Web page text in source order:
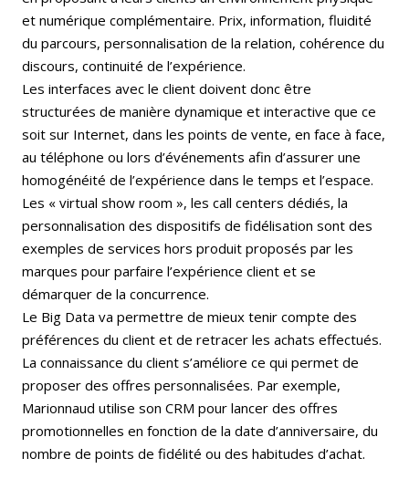
et numérique complémentaire. Prix, information, fluidité
du parcours, personnalisation de la relation, cohérence du
discours, continuité de l’expérience.
Les interfaces avec le client doivent donc être
structurées de manière dynamique et interactive que ce
soit sur Internet, dans les points de vente, en face à face,
au téléphone ou lors d’événements afin d’assurer une
homogénéité de l’expérience dans le temps et l’espace.
Les « virtual show room », les call centers dédiés, la
personnalisation des dispositifs de fidélisation sont des
exemples de services hors produit proposés par les
marques pour parfaire l’expérience client et se
démarquer de la concurrence.
Le Big Data va permettre de mieux tenir compte des
préférences du client et de retracer les achats effectués.
La connaissance du client s’améliore ce qui permet de
proposer des offres personnalisées. Par exemple,
Marionnaud utilise son CRM pour lancer des offres
promotionnelles en fonction de la date d’anniversaire, du
nombre de points de fidélité ou des habitudes d’achat.